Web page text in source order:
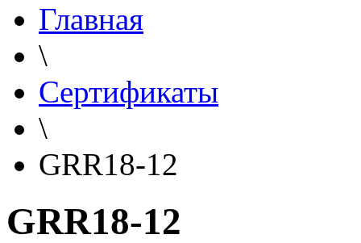
Главная
\
Сертификаты
\
GRR18-12
GRR18-12